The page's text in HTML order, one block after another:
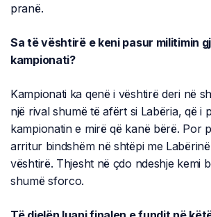
pranë.
Sa të vështirë e keni pasur militimin
kampionati?
Kampionati ka qenë i vështirë deri në
një rival shumë të afërt si Labëria, që i
kampionatin e mirë që kanë bërë. Por
arritur bindshëm në shtëpi me
vështirë. Thjesht në çdo ndeshje kemi
shumë sforco.